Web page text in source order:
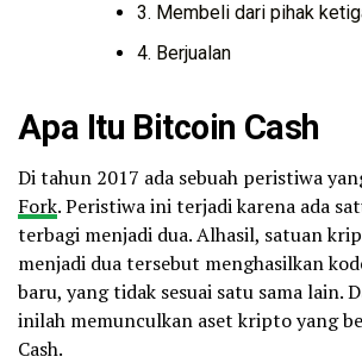
3. Membeli dari pihak
4. Berjualan
Apa Itu Bitcoin Cash
Di tahun 2017 ada sebuah peristiwa
Fork. Peristiwa ini terjadi karena ada
terbagi menjadi dua. Alhasil, satuan
menjadi dua tersebut menghasilkan
baru, yang tidak sesuai satu sama lain.
inilah memunculkan aset kripto yang
Cash.